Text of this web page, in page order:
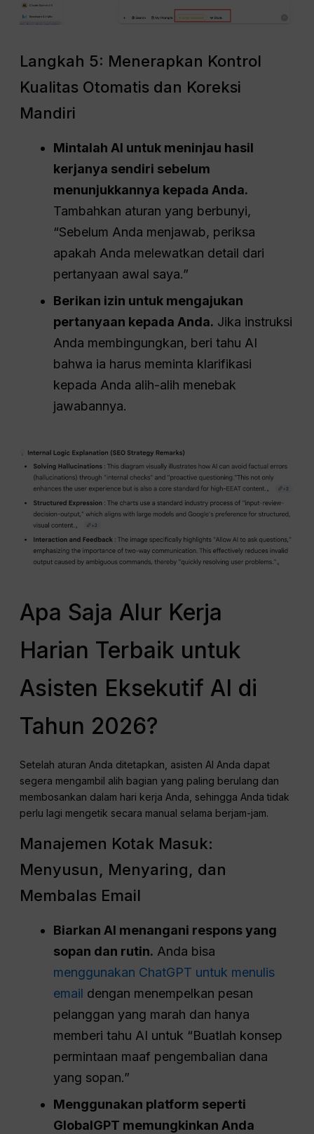
Langkah 5: Menerapkan Kontrol
Kualitas Otomatis dan Koreksi
Mandiri
Mintalah AI untuk meninjau hasil
kerjanya sendiri sebelum
menunjukkannya kepada Anda.
Tambahkan aturan yang berbunyi,
“Sebelum Anda menjawab, periksa
apakah Anda melewatkan detail dari
pertanyaan awal saya.”
Berikan izin untuk mengajukan
pertanyaan kepada Anda. Jika instruksi
Anda membingungkan, beri tahu AI
bahwa ia harus meminta klarifikasi
kepada Anda alih-alih menebak
jawabannya.
Apa Saja Alur Kerja
Harian Terbaik untuk
Asisten Eksekutif AI di
Tahun 2026?
Setelah aturan Anda ditetapkan, asisten AI Anda dapat
segera mengambil alih bagian yang paling berulang dan
membosankan dalam hari kerja Anda, sehingga Anda tidak
perlu lagi mengetik secara manual selama berjam-jam.
Manajemen Kotak Masuk:
Menyusun, Menyaring, dan
Membalas Email
Biarkan AI menangani respons yang
sopan dan rutin. Anda bisa
menggunakan ChatGPT untuk menulis
email dengan menempelkan pesan
pelanggan yang marah dan hanya
memberi tahu AI untuk “Buatlah konsep
permintaan maaf pengembalian dana
yang sopan.”
Menggunakan platform seperti
GlobalGPT memungkinkan Anda